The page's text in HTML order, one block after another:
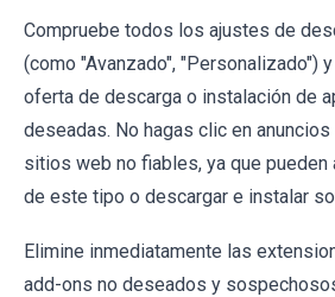
Compruebe todos los ajustes de
(como "Avanzado", "Personalizado")
oferta de descarga o instalación de
deseadas. No hagas clic en
sitios web no fiables, ya que pueden
de este tipo o descargar e instalar
Elimine inmediatamente las
add-ons no deseados y